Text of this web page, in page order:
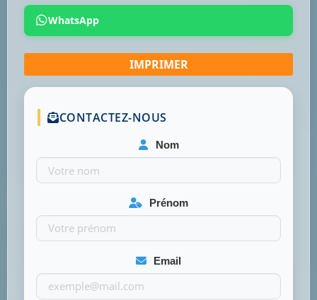
WhatsApp
CONTACTEZ-NOUS
Nom
Prénom
Email